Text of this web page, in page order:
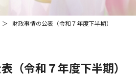
＞ 財政事情の公表（令和７年度下半期）
（令和７年度下半期）